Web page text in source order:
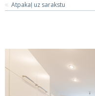
Atpakaļ uz sarakstu